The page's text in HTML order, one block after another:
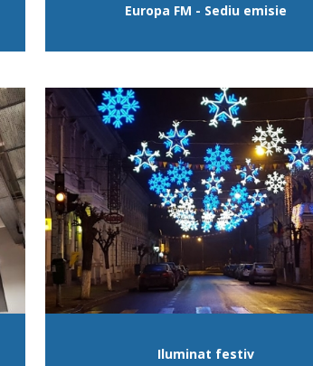
Europa FM - Sediu emisie
Iluminat festiv